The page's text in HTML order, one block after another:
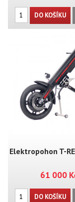
DO KOŠÍKU
Elektropohon T-
MT04
61 000
DO KOŠÍKU